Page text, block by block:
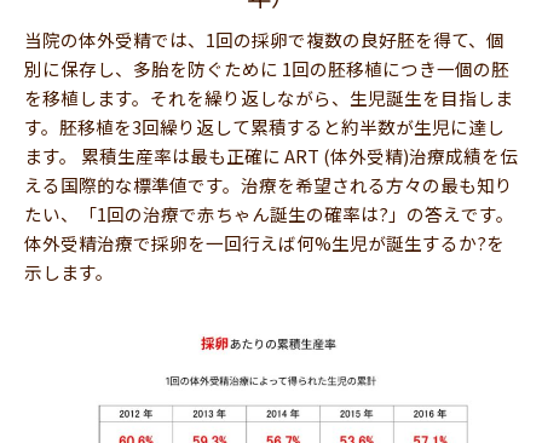
当院の体外受精では、1回の採卵で複数の良好胚を得て、個
別に保存し、多胎を防ぐために 1回の胚移植につき一個の胚
を移植します。それを繰り返しながら、生児誕生を目指しま
す。胚移植を3回繰り返して累積すると約半数が生児に達し
ます。 累積生産率は最も正確に ART (体外受精)治療成績を伝
える国際的な標準値です。治療を希望される方々の最も知り
たい、「1回の治療で赤ちゃん誕生の確率は?」の答えです。
体外受精治療で採卵を一回行えば何%生児が誕生するか?を
示します。